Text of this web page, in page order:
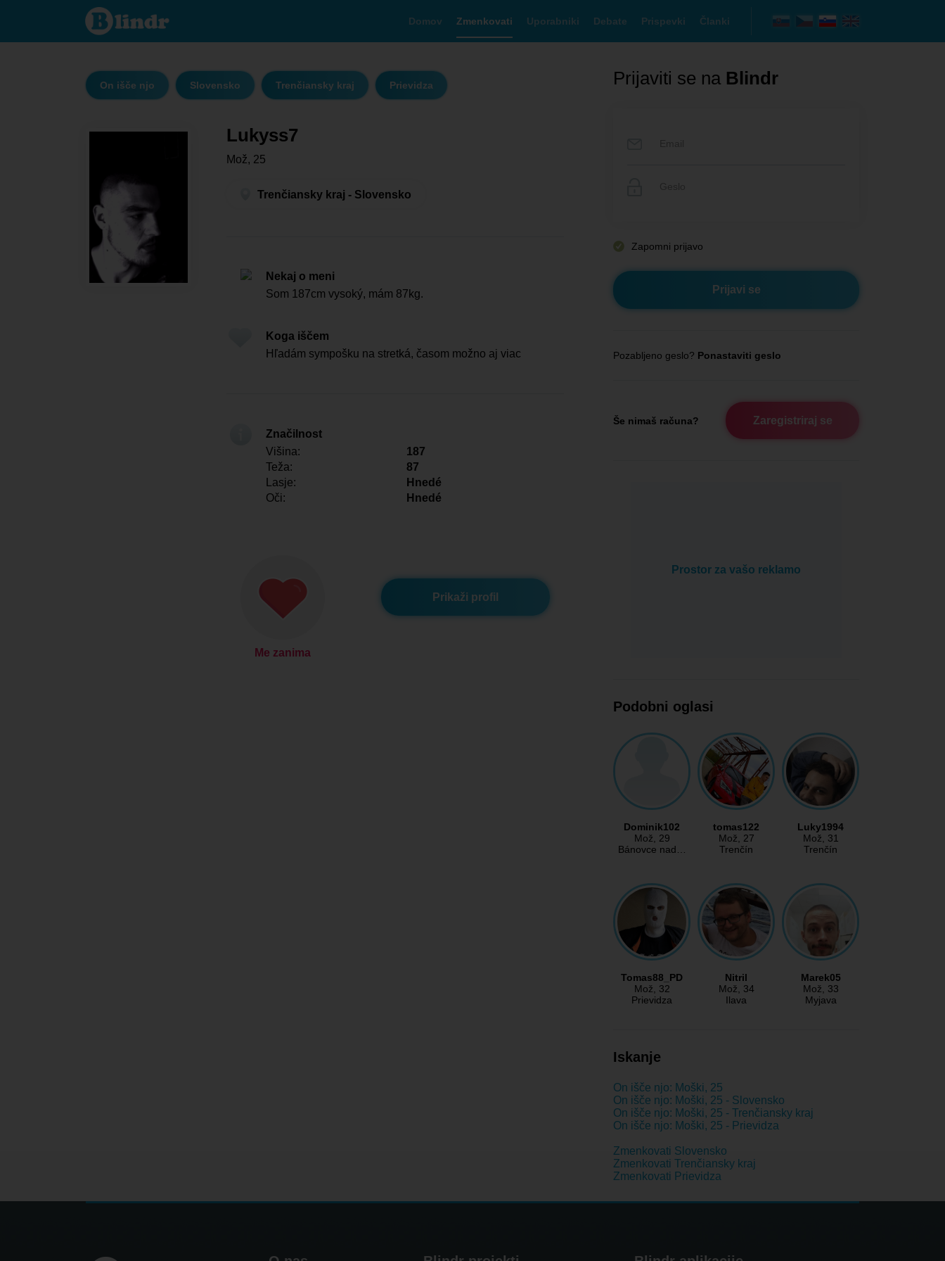
Lukyss7 -
On išče njo
Trenčiansky
Domov Zmenkovati Uporabniki Debate Prispevki Članki
On išče njo Slovensko Trenčiansky kraj Prievidza
Lukyss7
Mož, 25
Trenčiansky kraj - Slovensko
Nekaj o meni
Som 187cm vysoký, mám 87kg.
Koga iščem
Hľadám sympošku na stretká, časom možno aj viac
Značilnost
Višina:
187
Teža:
87
Lasje:
Hnedé
Oči:
Hnedé
Me zanima
Prikaži profil
Prijaviti se na Blindr
Zapomni prijavo
Pozabljeno geslo? Ponastaviti geslo
Še nimaš računa? Zaregistriraj se
Prostor za vašo reklamo
Podobni oglasi
Dominik102
Mož, 29
Bánovce nad…
tomas122
Mož, 27
Trenčín
Luky1994
Mož, 31
Trenčín
Tomas88_PD
Mož, 32
Prievidza
Nitril
Mož, 34
Ilava
Marek05
Mož, 33
Myjava
Iskanje
On išče njo: Moški, 25
On išče njo: Moški, 25 - Slovensko
On išče njo: Moški, 25 - Trenčiansky kraj
On išče njo: Moški, 25 - Prievidza
Zmenkovati Slovensko
Zmenkovati Trenčiansky kraj
Zmenkovati Prievidza